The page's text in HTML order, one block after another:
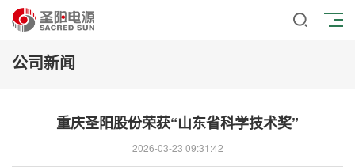
公司新闻
重庆圣阳股份荣获“山东省科学技术奖”
2026-03-23 09:31:42